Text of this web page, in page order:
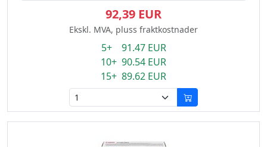
92,39 EUR
Ekskl. MVA, pluss fraktkostnader
5+ 91.47 EUR
10+ 90.54 EUR
15+ 89.62 EUR